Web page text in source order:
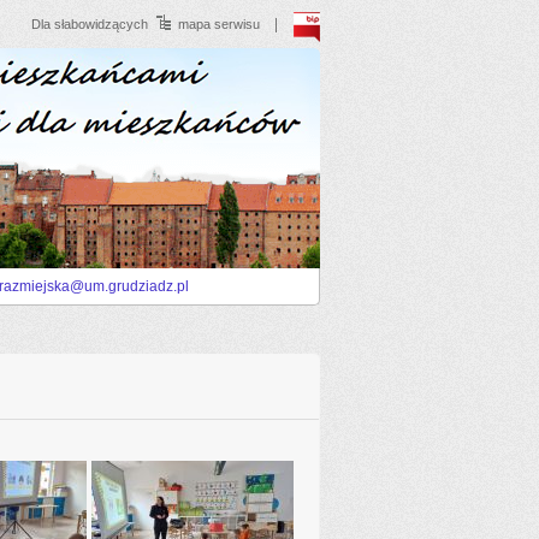
Dla słabowidzących mapa serwisu